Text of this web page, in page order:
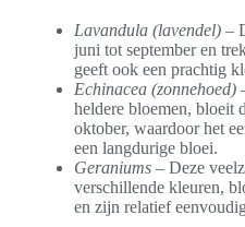
Lavandula (lavendel) –
juni tot september en
geeft ook een prachtig
Echinacea (zonnehoed)
heldere bloemen, bloeit
oktober, waardoor het
een langdurige bloei.
Geraniums – Deze
verschillende kleuren,
en zijn relatief